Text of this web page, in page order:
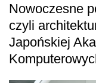
Nowoczesne
czyli
Japońskiej